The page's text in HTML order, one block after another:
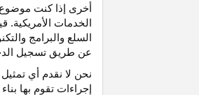
أخرى إذا كنت
الخدمات الأمريكية.
السلع والبرامج
عن طريق تسجيل
نحن لا نقدم أي
إجراءات تقوم بها